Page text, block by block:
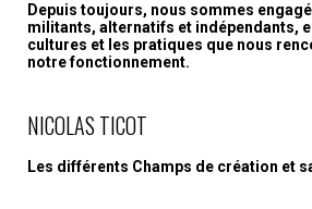
Depuis toujours, nous sommes
militants, alternatifs et indépendants,
cultures et les pratiques que nous
notre fonctionnement.
NICOLAS TICOT
Les différents Champs de création et